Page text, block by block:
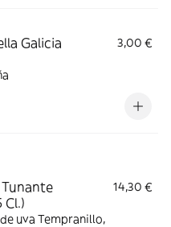
Galicia
3,00 €
Cl.)
14,30 €
uva Tempranillo,